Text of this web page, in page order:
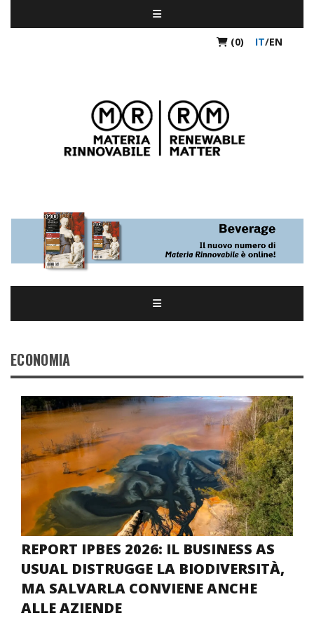
(0) IT/EN
ECONOMIA
REPORT IPBES 2026: IL BUSINESS AS
USUAL DISTRUGGE LA BIODIVERSITÀ,
MA SALVARLA CONVIENE ANCHE
ALLE AZIENDE